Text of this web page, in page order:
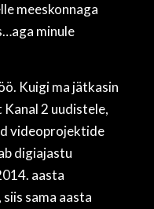
meeskonnaga
minule
Kuigi ma jätkasin
2 uudistele,
videoprojektide
digiajastu
aasta
sama aasta